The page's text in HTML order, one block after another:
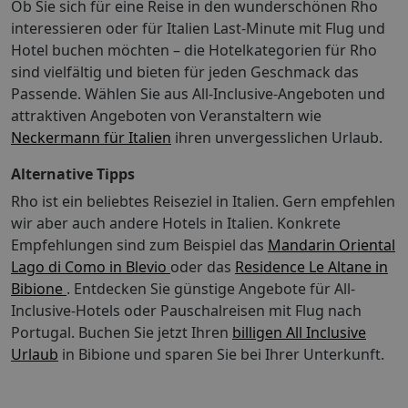
info.de/ICAT/pdf/country/pdf/entry/1/id/ITA Rating: 12
TUI Vorteile: Egal, ob Sie sich für eine TUI Paketreise,
einen Hotelurlaub mit Eigenanreise, einen Mietwagen,
ein Wohnmobil oder für eine Rundreise entscheiden -
Sie genießen viele Vorteile z. B. persönliche oder
multimediale TUI Betreuung zu jeder Zeit in deutscher
Sprache für Fragen und Anliegen zu Ihrer Reise und
Gegebenheiten Ihres Urlaubsortes, Ihr
Informationsportal myTui mit wertvollem Reisewissen
rund um Ihren Urlaub, digitalem Reiseführer sowie
SMS-Assistent und professionelles Krisenmanagement
für Ihre sichere Reise. Wesentliche Eigenschaften Ihres
Hotels: Ausstattung Check-in von: 15:00:01Check-out
bis: 10:00:00WLAN/WiFi im HotelZahlungsarten:
American Express, EC Maestro, Mastercard,
VisaParkhausGarageLandeskategorie: 3 Sterne Hinweis
für Personen mit eingeschränkter Mobilität: Dieses
Ob Sie sich für eine Reise in den wunderschönen Rho
interessieren oder für Italien Last-Minute mit Flug und
Hotel buchen möchten – die Hotelkategorien für Rho
sind vielfältig und bieten für jeden Geschmack das
Passende. Wählen Sie aus All-Inclusive-Angeboten und
attraktiven Angeboten von Veranstaltern wie
Neckermann für Italien ihren unvergesslichen Urlaub.
Alternative Tipps
Rho ist ein beliebtes Reiseziel in Italien. Gern empfehlen
wir aber auch andere Hotels in Italien. Konkrete
Empfehlungen sind zum Beispiel das Mandarin Oriental
Lago di Como in Blevio oder das Residence Le Altane in
Bibione . Entdecken Sie günstige Angebote für All-
Inclusive-Hotels oder Pauschalreisen mit Flug nach
Portugal. Buchen Sie jetzt Ihren billigen All Inclusive
Urlaub in Bibione und sparen Sie bei Ihrer Unterkunft.